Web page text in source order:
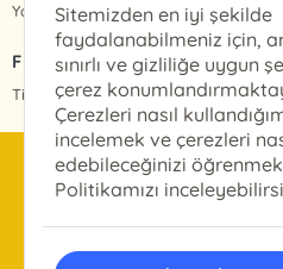
Yazarlar
FİYAT LİSTESİ
Tire Kitap Fiyat Listesi
0(212)
Sitemizden en iyi şekilde
faydalanabilmeniz için,
sınırlı ve gizliliğe uygun
çerez
Çerezleri nasıl
incelemek ve çerezleri
edebileceğinizi
Politikamızı